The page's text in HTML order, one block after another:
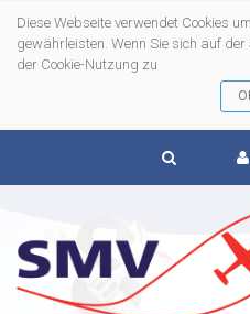
Diese Webseite verwendet Cookies
gewährleisten. Wenn Sie sich auf
der Cookie-Nutzung zu